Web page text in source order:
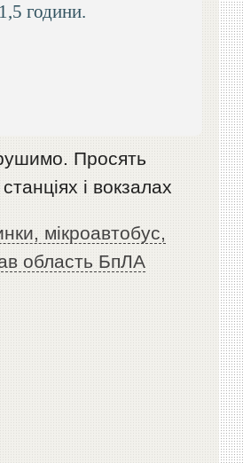
години.
Просять
і вокзалах
мікроавтобус,
область БпЛА